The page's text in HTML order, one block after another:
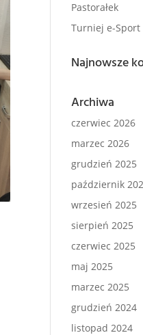
Pastorałek
Turniej e-Sport
Najnowsze
Archiwa
czerwiec 2026
marzec 2026
grudzień 2025
październik
wrzesień 2025
sierpień 2025
czerwiec 2025
maj 2025
marzec 2025
grudzień 2024
listopad 2024